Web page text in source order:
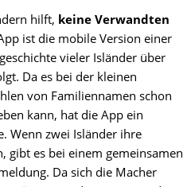
hilft, keine Verwandten
ist die mobile Version einer
vieler Isländer über
Da es bei der kleinen
von Familiennamen schon
kann, hat die App ein
Wenn zwei Isländer ihre
gibt es bei einem gemeinsamen
Da sich die Macher